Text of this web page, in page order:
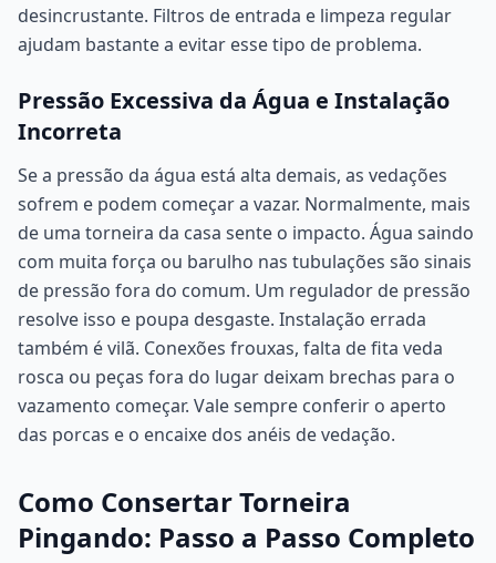
desincrustante. Filtros de entrada e limpeza regular
ajudam bastante a evitar esse tipo de problema.
Pressão Excessiva da Água e Instalação
Incorreta
Se a pressão da água está alta demais, as vedações
sofrem e podem começar a vazar. Normalmente, mais
de uma torneira da casa sente o impacto. Água saindo
com muita força ou barulho nas tubulações são sinais
de pressão fora do comum. Um regulador de pressão
resolve isso e poupa desgaste. Instalação errada
também é vilã. Conexões frouxas, falta de fita veda
rosca ou peças fora do lugar deixam brechas para o
vazamento começar. Vale sempre conferir o aperto
das porcas e o encaixe dos anéis de vedação.
Como Consertar Torneira
Pingando: Passo a Passo Completo